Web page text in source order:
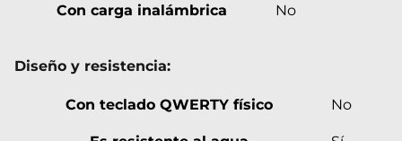
Con carga inalámbrica No
Diseño y resistencia:
Con teclado QWERTY físico No